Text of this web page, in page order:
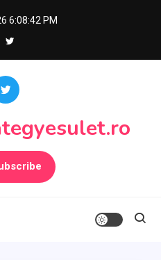
6:08:44 PM